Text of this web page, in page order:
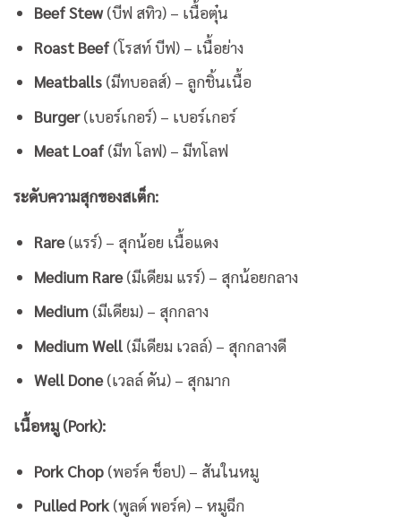
Beef Stew(บีฟ สทิว) – เนื้อตุ๋น
Roast Beef(โรสท์ บีฟ) – เนื้อย่าง
Meatballs(มีทบอลส์) – ลูกชิ้นเนื้อ
Burger(เบอร์เกอร์) – เบอร์เกอร์
Meat Loaf(มีท โลฟ) – มีทโลฟ
ระดับความสุกของสเต็ก:
Rare(แรร์) – สุกน้อย เนื้อแดง
Medium Rare(มีเดียม แรร์) – สุกน้อยกลาง
Medium(มีเดียม) – สุกกลาง
Medium Well(มีเดียม เวลล์) – สุกกลางดี
Well Done(เวลล์ ดัน) – สุกมาก
เนื้อหมู (Pork):
Pork Chop(พอร์ค ช็อป) – สันในหมู
Pulled Pork(พูลด์ พอร์ค) – หมูฉีก